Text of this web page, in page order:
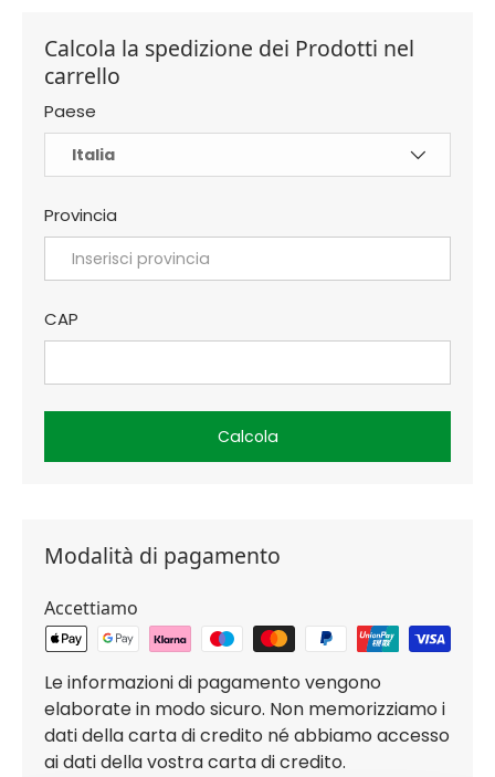
Calcola la spedizione dei Prodotti nel
carrello
Paese
Provincia
CAP
Calcola
Modalità di pagamento
Accettiamo
Le informazioni di pagamento vengono
elaborate in modo sicuro. Non memorizziamo i
dati della carta di credito né abbiamo accesso
ai dati della vostra carta di credito.